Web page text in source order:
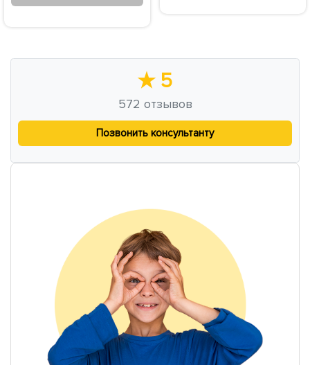
★ 5
572 отзывов
Позвонить консультанту